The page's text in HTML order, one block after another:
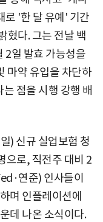
로 '한 달 유예' 기간
혔다. 그는 전날 백
2일 발효 가능성을
마약 유입을 차단하
점을 시행 강행 배
) 신규 실업보험 청
으로, 직전주 대비 2
연준) 인사들이
며 인플레이션에
데 나온 소식이다.